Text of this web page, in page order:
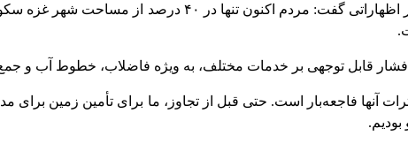
به نقل از خبرگزاری شهاب، یحیی سراج، شهردار غزه در
قابل توجهی بر خدمات مختلف، به ویژه فاضلاب، خطوط آب و
آنها فاجعه‌بار است. حتی قبل از تجاوز، ما برای تأمین زمین